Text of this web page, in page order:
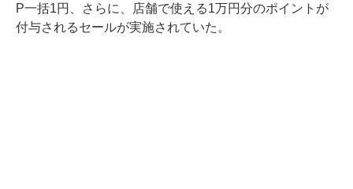
P一括1円、さらに、店舗で使える1万円分のポイントが
付与されるセールが実施されていた。